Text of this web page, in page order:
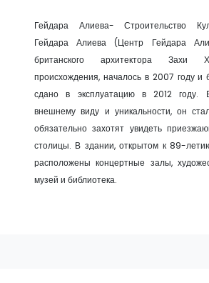
Гейдара Алиева- Строительство
Гейдара Алиева (Центр Гейдара
британского архитектора Захи
происхождения, началось в 2007 году
сдано в эксплуатацию в 2012 году.
внешнему виду и уникальности, он
обязательно захотят увидеть
столицы. В здании, открытом к 89-
расположены концертные залы,
музей и библиотека.